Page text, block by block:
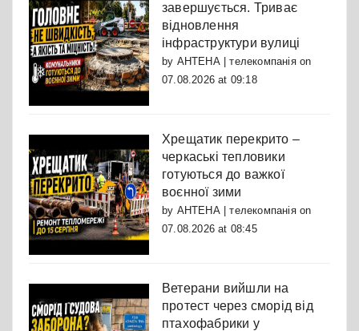
завершується. Триває
відновлення
інфраструктури вулиці
by АНТЕНА | телекомпаніяon
07.08.2026 at 09:18
Хрещатик перекрито –
черкаські тепловики
готуються до важкої
воєнної зими
by АНТЕНА | телекомпаніяon
07.08.2026 at 08:45
Ветерани вийшли на
протест через сморід від
птахофабрики у